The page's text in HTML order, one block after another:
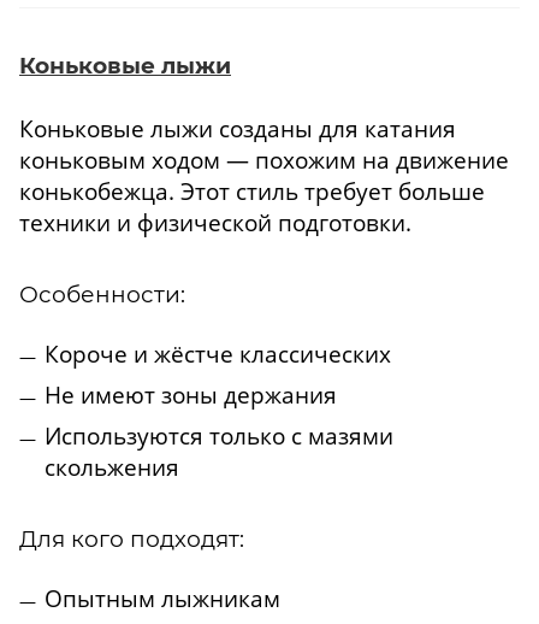
Коньковые лыжи
Коньковые лыжи созданы для катания
коньковым ходом — похожим на движение
конькобежца. Этот стиль требует больше
техники и физической подготовки.
Особенности:
Короче и жёстче классических
Не имеют зоны держания
Используются только с мазями
скольжения
Для кого подходят:
Опытным лыжникам